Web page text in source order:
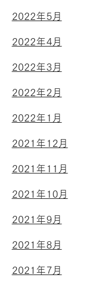
2022年5月
2022年4月
2022年3月
2022年2月
2022年1月
2021年12月
2021年11月
2021年10月
2021年9月
2021年8月
2021年7月